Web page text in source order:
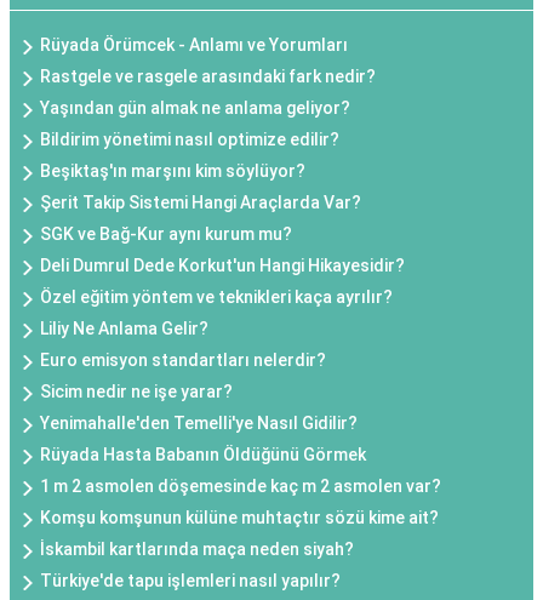
Rüyada Örümcek - Anlamı ve Yorumları
Rastgele ve rasgele arasındaki fark nedir?
Yaşından gün almak ne anlama geliyor?
Bildirim yönetimi nasıl optimize edilir?
Beşiktaş'ın marşını kim söylüyor?
Şerit Takip Sistemi Hangi Araçlarda Var?
SGK ve Bağ-Kur aynı kurum mu?
Deli Dumrul Dede Korkut'un Hangi Hikayesidir?
Özel eğitim yöntem ve teknikleri kaça ayrılır?
Liliy Ne Anlama Gelir?
Euro emisyon standartları nelerdir?
Sicim nedir ne işe yarar?
Yenimahalle'den Temelli'ye Nasıl Gidilir?
Rüyada Hasta Babanın Öldüğünü Görmek
1 m 2 asmolen döşemesinde kaç m 2 asmolen var?
Komşu komşunun külüne muhtaçtır sözü kime ait?
İskambil kartlarında maça neden siyah?
Türkiye'de tapu işlemleri nasıl yapılır?